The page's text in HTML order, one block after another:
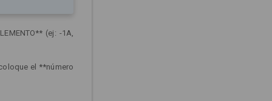
(ej: -1A,
el **número